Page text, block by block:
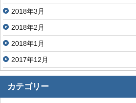
2018年3月
2018年2月
2018年1月
2017年12月
カテゴリー